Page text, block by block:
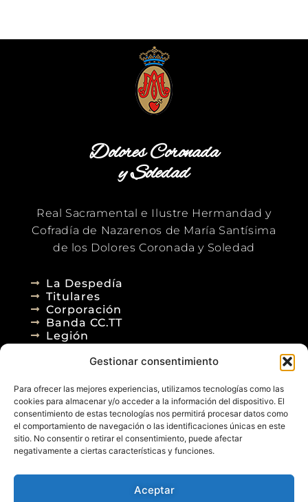
Gestionar consentimiento
Para ofrecer las mejores experiencias, utilizamos tecnologías como las
cookies para almacenar y/o acceder a la información del dispositivo. El
consentimiento de estas tecnologías nos permitirá procesar datos como
el comportamiento de navegación o las identificaciones únicas en este
sitio. No consentir o retirar el consentimiento, puede afectar
negativamente a ciertas características y funciones.
Aceptar
Dolores Coronada
y Soledad
Real Sacramental e Ilustre Hermandad y
Cofradía de Nazarenos de María Santísima
de los Dolores Coronada y Soledad
La Despedía
Titulares
Corporación
Banda CC.TT
Legión
Agenda
Blog
Contacto